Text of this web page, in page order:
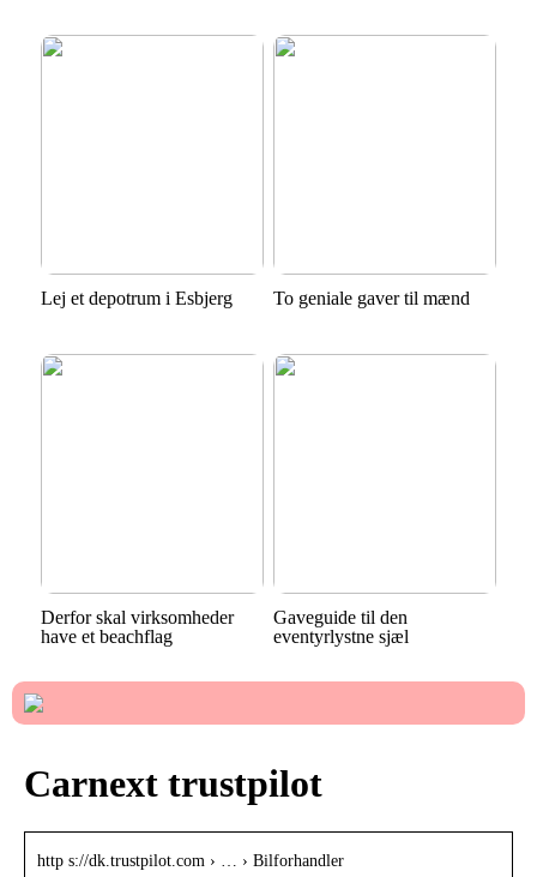
Lej et depotrum i Esbjerg To geniale gaver til mænd
Derfor skal virksomheder
have et beachflag
Gaveguide til den
eventyrlystne sjæl
Carnext trustpilot
http s://dk.trustpilot.com › … › Bilforhandler